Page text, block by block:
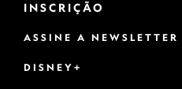
INSCRIÇÃO
ASSINE A NEWSLETTER
DISNEY+